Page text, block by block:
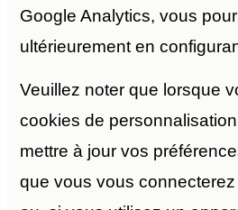
Google Analytics, vous
ultérieurement en
Veuillez noter que lorsque
cookies de
mettre à jour vos
que vous vous